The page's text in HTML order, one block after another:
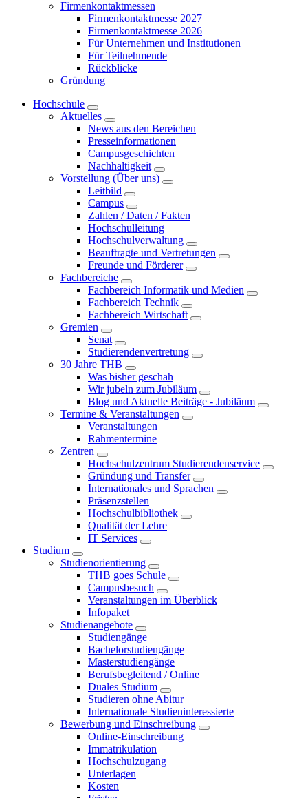
Firmenkontaktmessen
Firmenkontaktmesse 2027
Firmenkontaktmesse 2026
Für Unternehmen und Institutionen
Für Teilnehmende
Rückblicke
Gründung
Hochschule
Aktuelles
News aus den Bereichen
Presseinformationen
Campusgeschichten
Nachhaltigkeit
Vorstellung (Über uns)
Leitbild
Campus
Zahlen / Daten / Fakten
Hochschulleitung
Hochschulverwaltung
Beauftragte und Vertretungen
Freunde und Förderer
Fachbereiche
Fachbereich Informatik und Medien
Fachbereich Technik
Fachbereich Wirtschaft
Gremien
Senat
Studierendenvertretung
30 Jahre THB
Was bisher geschah
Wir jubeln zum Jubiläum
Blog und Aktuelle Beiträge - Jubiläum
Termine & Veranstaltungen
Veranstaltungen
Rahmentermine
Zentren
Hochschulzentrum Studierendenservice
Gründung und Transfer
Internationales und Sprachen
Präsenzstellen
Hochschulbibliothek
Qualität der Lehre
IT Services
Studium
Studienorientierung
THB goes Schule
Campusbesuch
Veranstaltungen im Überblick
Infopaket
Studienangebote
Studiengänge
Bachelorstudiengänge
Masterstudiengänge
Berufsbegleitend / Online
Duales Studium
Studieren ohne Abitur
Internationale Studieninteressierte
Bewerbung und Einschreibung
Online-Einschreibung
Immatrikulation
Hochschulzugang
Unterlagen
Kosten